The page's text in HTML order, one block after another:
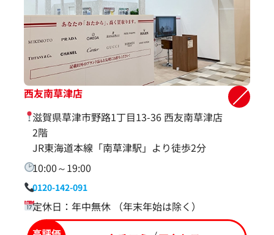
西友南草津店
滋賀県草津市野路1丁目13-36 西友南草津店
2階
JR東海道本線「南草津駅」より徒歩2分
10:00～19:00
0120-142-091
定休日：年中無休 （年末年始は除く）